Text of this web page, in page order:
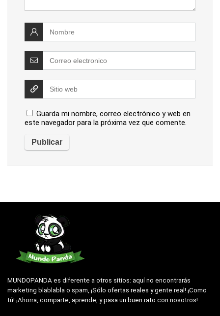
Guarda mi nombre, correo electrónico y web en
este navegador para la próxima vez que comente.
MUNDOPANDA es diferente a otros sitios: aquí no encontrarás
marketing blablabla o spam, ¡Sólo ofertas reales y gente real! ¡Como
tú! ¡Ahorra, comparte, aprende, y pasa un buen rato con nosotros!